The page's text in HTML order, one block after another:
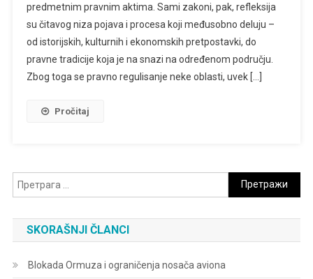
Između
Onoga
Što
Zakon
Zahteva
predmetnim pravnim aktima. Sami zakoni, pak, refleksija
su čitavog niza pojava i procesa koji međusobno deluju –
od istorijskih, kulturnih i ekonomskih pretpostavki, do
pravne tradicije koja je na snazi na određenom području.
Zbog toga se pravno regulisanje neke oblasti, uvek […]
Pročitaj
Претрага
за:
SKORAŠNJI ČLANCI
Blokada Ormuza i ograničenja nosača aviona